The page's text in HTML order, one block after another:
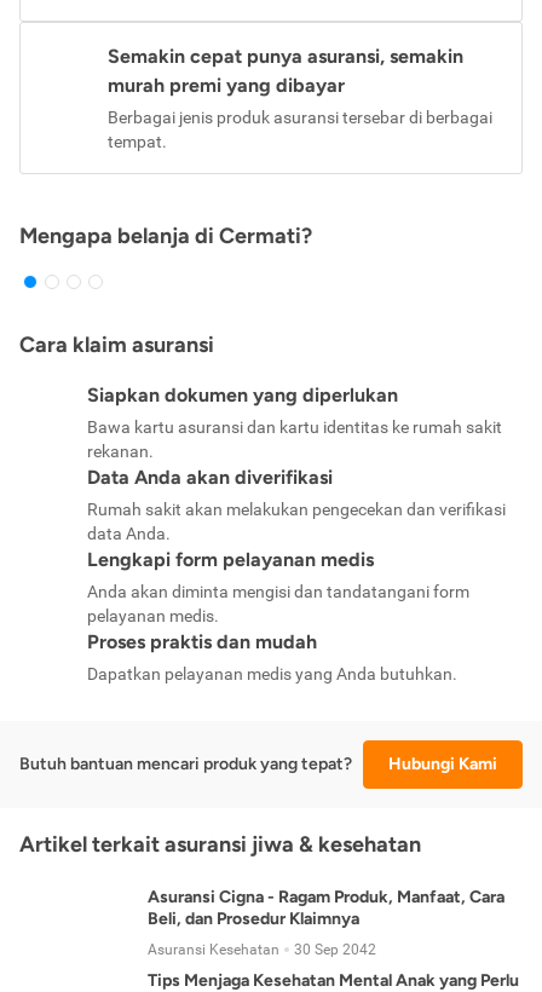
Semakin cepat punya asuransi, semakin
murah premi yang dibayar
Berbagai jenis produk asuransi tersebar di berbagai
tempat.
Mengapa belanja di Cermati?
Cara klaim asuransi
Siapkan dokumen yang diperlukan
Bawa kartu asuransi dan kartu identitas ke rumah sakit
rekanan.
Data Anda akan diverifikasi
Rumah sakit akan melakukan pengecekan dan verifikasi
data Anda.
Lengkapi form pelayanan medis
Anda akan diminta mengisi dan tandatangani form
pelayanan medis.
Proses praktis dan mudah
Dapatkan pelayanan medis yang Anda butuhkan.
Butuh bantuan mencari produk yang tepat? Hubungi Kami
Artikel terkait asuransi jiwa & kesehatan
Asuransi Cigna - Ragam Produk, Manfaat, Cara
Beli, dan Prosedur Klaimnya
Asuransi Kesehatan 30 Sep 2042
Tips Menjaga Kesehatan Mental Anak yang Perlu